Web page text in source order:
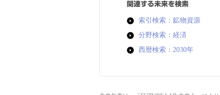
関連する未来を検索
索引検索：鉱物資源
分野検索：経済
西暦検索：2030年